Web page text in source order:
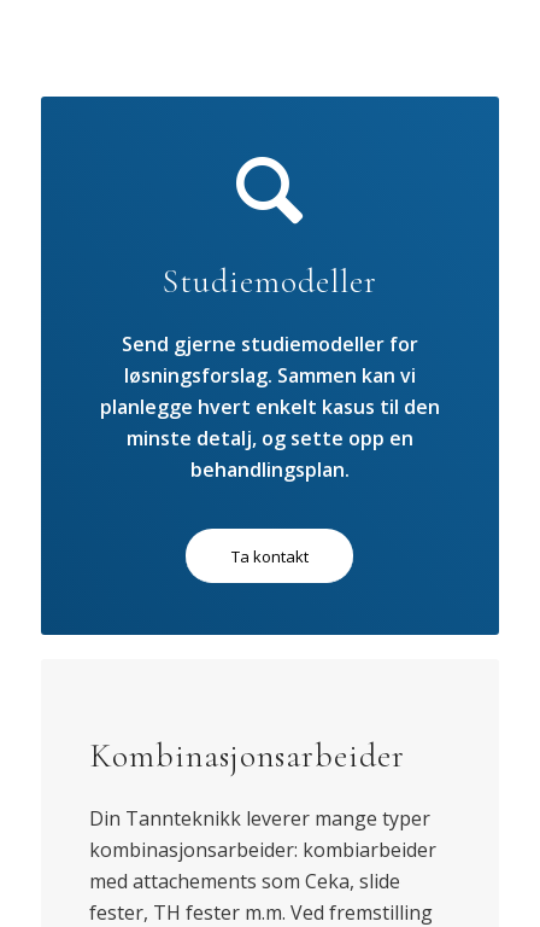
Studiemodeller
Send gjerne studiemodeller for
løsningsforslag. Sammen kan vi
planlegge hvert enkelt kasus til den
minste detalj, og sette opp en
behandlingsplan.
Ta kontakt
Kombinasjonsarbeider
Din Tannteknikk leverer mange typer
kombinasjonsarbeider: kombiarbeider
med attachements som Ceka, slide
fester, TH fester m.m. Ved fremstilling